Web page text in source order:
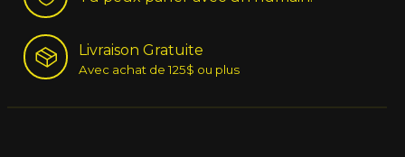
Livraison Gratuite
Avec achat de 125$ ou plus